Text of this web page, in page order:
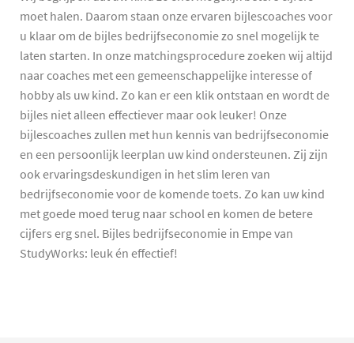
moet halen. Daarom staan onze ervaren bijlescoaches voor
u klaar om de bijles bedrijfseconomie zo snel mogelijk te
laten starten. In onze matchingsprocedure zoeken wij altijd
naar coaches met een gemeenschappelijke interesse of
hobby als uw kind. Zo kan er een klik ontstaan en wordt de
bijles niet alleen effectiever maar ook leuker! Onze
bijlescoaches zullen met hun kennis van bedrijfseconomie
en een persoonlijk leerplan uw kind ondersteunen. Zij zijn
ook ervaringsdeskundigen in het slim leren van
bedrijfseconomie voor de komende toets. Zo kan uw kind
met goede moed terug naar school en komen de betere
cijfers erg snel. Bijles bedrijfseconomie in Empe van
StudyWorks: leuk én effectief!